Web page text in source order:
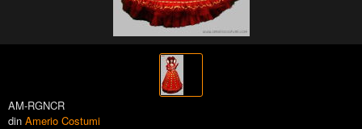
AM-RGNCR
din Amerio Costumi